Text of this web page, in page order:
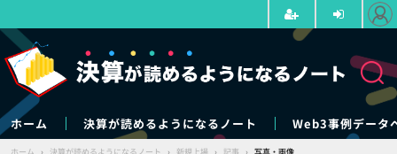
ホーム 決算が読めるようになるノート Web3事例データ
ホーム › 決算が読めるようになるノート › 新規上場 › 記事 › 写真・画像